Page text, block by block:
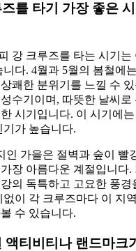
를 타기 가장 좋은
강 크루즈를 타는 시기는
다. 4월과 5월의 봄철에
쾌한 분위기를 느낄 수
수기이며, 따뜻한 날씨로
시기입니다. 이 시기에
기가 높습니다.
인 가을은 절벽과 숲이 빨
장 아름다운 계절입니다.
의 독특하고 고요한 풍경
이 각 크루즈마다 이 지
수 있습니다.
액티비티나 랜드마크